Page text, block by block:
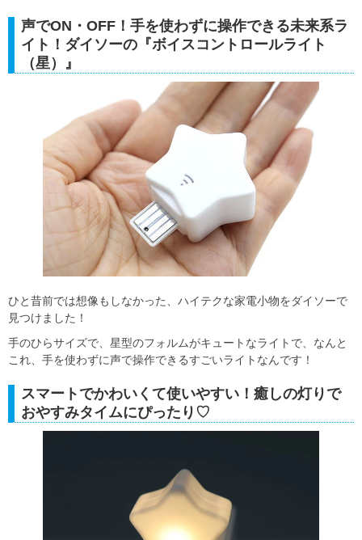
声でON・OFF！手を使わずに操作できる未来系ラ
イト！ダイソーの『ボイスコントロールライト
（星）』
ひと昔前では想像もしなかった、ハイテクな家電小物をダイソーで
見つけました！
手のひらサイズで、星型のフォルムがキュートなライトで、なんと
これ、手を使わずに声で操作できるすごいライトなんです！
スマートでかわいくて使いやすい！癒しの灯りで
おやすみタイムにぴったり♡